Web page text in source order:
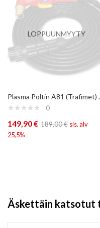
LOPPUUNMYYTY
0
149,90€ 189,00€ sis. alv
25,5%
Äskettäin katsotut